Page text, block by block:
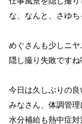
な、なんと、さゆ
めぐさんも少しニ
隠し撮り失敗ですね
今日は久しぶりの
みなさん、体調管理
水分補給も熱中症